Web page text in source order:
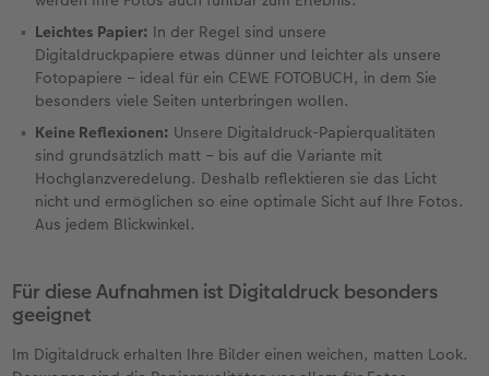
Leichtes Papier: In der Regel sind unsere
Digitaldruckpapiere etwas dünner und leichter als unsere
Fotopapiere – ideal für ein CEWE FOTOBUCH, in dem Sie
besonders viele Seiten unterbringen wollen.
Keine Reflexionen: Unsere Digitaldruck-Papierqualitäten
sind grundsätzlich matt – bis auf die Variante mit
Hochglanzveredelung. Deshalb reflektieren sie das Licht
nicht und ermöglichen so eine optimale Sicht auf Ihre Fotos.
Aus jedem Blickwinkel.
Für diese Aufnahmen ist Digitaldruck besonders
geeignet
Im Digitaldruck erhalten Ihre Bilder einen weichen, matten Look.